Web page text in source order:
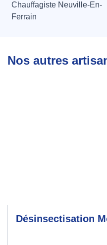
Chauffagiste Neuville-En-
Ferrain
Nos autres
Désinsectisation